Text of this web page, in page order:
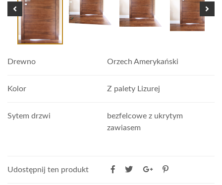
Drewno Orzech Amerykański
Kolor Z palety Lizurej
Sytem drzwi
bezfelcowe z ukrytym
zawiasem
Udostępnij ten produkt